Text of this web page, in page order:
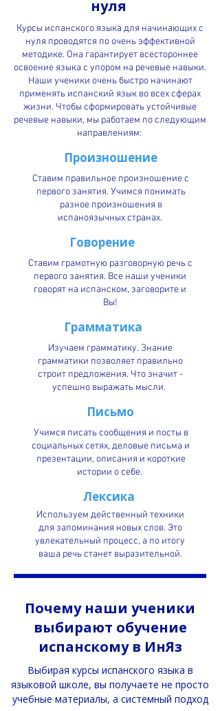
нуля
Курсы испанского языка для начинающих с
нуля проводятся по очень эффективной
методике. Она гарантирует всестороннее
освоение языка с упором на речевые навыки.
Наши ученики очень быстро начинают
применять испанский язык во всех сферах
жизни. Чтобы сформировать устойчивые
речевые навыки, мы работаем по следующим
направлениям:
Произношение
Ставим правильное произношение с
первого занятия. Учимся понимать
разное произношения в
испаноязычных странах.
Говорение
Ставим грамотную разговорную речь с
первого занятия. Все наши ученики
говорят на испанском, заговорите и
Вы!
Грамматика
Изучаем грамматику. Знание
грамматики позволяет правильно
строит предложения. Что значит -
успешно выражать мысли.
Письмо
Учимся писать сообщения и посты в
социальных сетях, деловые письма и
презентации, описания и короткие
истории о себе.
Лексика
Используем действенный техники
для запоминания новых слов. Это
увлекательный процесс, а по итогу
ваша речь станет выразительной.
Почему наши ученики
выбирают обучение
испанскому в ИнЯз
Выбирая курсы испанского языка в
языковой школе, вы получаете не просто
учебные материалы, а системный подход